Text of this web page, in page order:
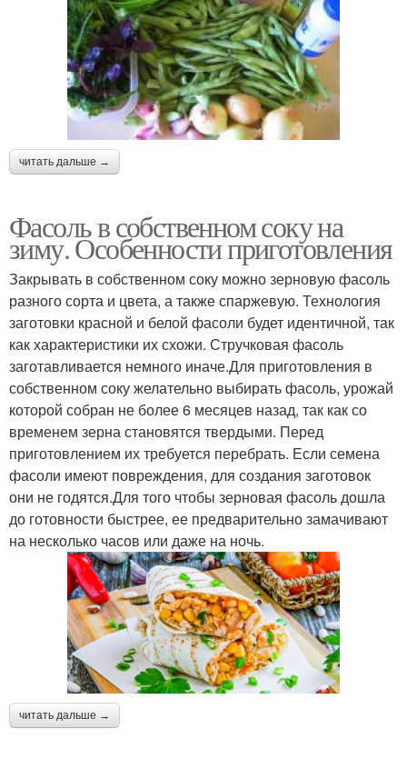
читать дальше →
Фасоль в собственном соку на
зиму. Особенности приготовления
Закрывать в собственном соку можно зерновую фасоль
разного сорта и цвета, а также спаржевую. Технология
заготовки красной и белой фасоли будет идентичной, так
как характеристики их схожи. Стручковая фасоль
заготавливается немного иначе.Для приготовления в
собственном соку желательно выбирать фасоль, урожай
которой собран не более 6 месяцев назад, так как со
временем зерна становятся твердыми. Перед
приготовлением их требуется перебрать. Если семена
фасоли имеют повреждения, для создания заготовок
они не годятся.Для того чтобы зерновая фасоль дошла
до готовности быстрее, ее предварительно замачивают
на несколько часов или даже на ночь.
читать дальше →